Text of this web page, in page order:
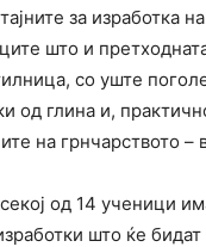
за изработка
што и
со уште
од глина и,
на грнчарството –
од 14 ученици
што ќе